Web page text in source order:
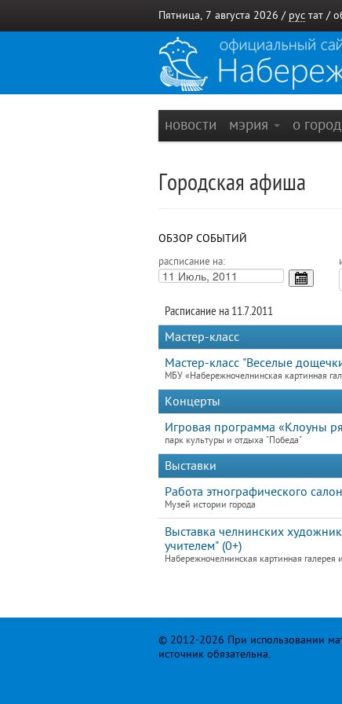
Пятница, 7 августа 2026 / рус тат /
новости мэрия о
Городская афиша
ОБЗОР СОБЫТИЙ
расписание на:
Расписание на 11.7.2011
Мастер-класс
Мастер-класс "Веселые
МБУ «Набережночелнинская картинная
Концерты
Игровая программа «Клоуны
парк культуры и отдыха "Победа"
Выставки
Работа этнографического
Музей истории города
Выставка челнинских
учителем" (0+)
Набережночелнинская картинная
© 2012-2026 При использовании
источник обязательна.